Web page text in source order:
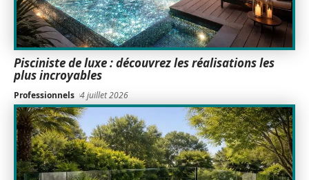
Pisciniste de luxe : découvrez les réalisations les
plus incroyables
Professionnels 4 juillet 2026